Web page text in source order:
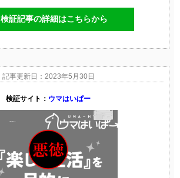
検証記事の詳細はこちらから
記事更新日：2023年5月30日
検証サイト： ウマはいぱー